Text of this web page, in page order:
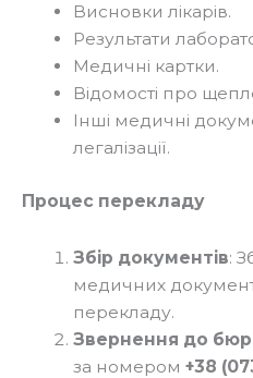
Висновки лікарів.
Результати
Медичні картки.
Відомості про
Інші медичні
легалізації.
Процес перекладу
Збір документів:
медичних
перекладу.
Звернення до
за номером +38